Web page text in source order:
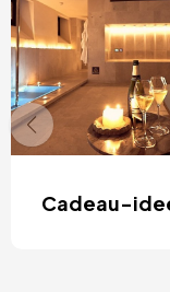
Cadeau-